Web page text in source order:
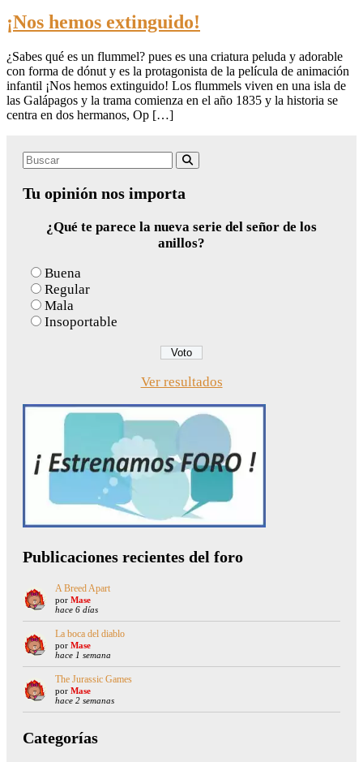
¡Nos hemos extinguido!
¿Sabes qué es un flummel? pues es una criatura peluda y adorable
con forma de dónut y es la protagonista de la película de animación
infantil ¡Nos hemos extinguido! Los flummels viven en una isla de
las Galápagos y la trama comienza en el año 1835 y la historia se
centra en dos hermanos, Op […]
Search
Tu opinión nos importa
¿Qué te parece la nueva serie del señor de los
anillos?
Buena
Regular
Mala
Insoportable
Ver resultados
Publicaciones recientes del foro
A Breed Apart
por Mase
hace 6 días
La boca del diablo
por Mase
hace 1 semana
The Jurassic Games
por Mase
hace 2 semanas
Categorías